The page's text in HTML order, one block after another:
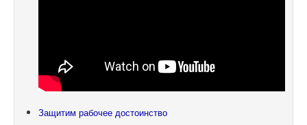
Защитим рабочее достоинство